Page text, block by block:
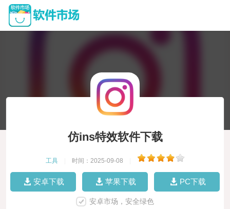
仿ins特效软件下载
工具 时间：2025-09-08
安卓下载 苹果下载 PC下载
安卓市场，安全绿色